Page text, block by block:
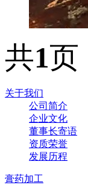
共1页
关于我们
公司简介
企业文化
董事长寄语
资质荣誉
发展历程
膏药加工